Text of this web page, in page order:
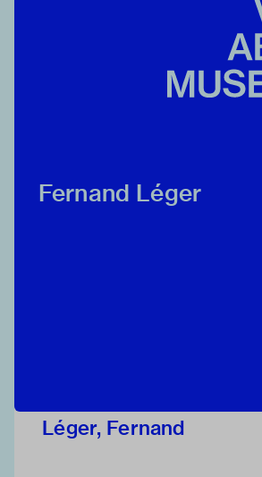
Fernand Léger
Léger, Fernand